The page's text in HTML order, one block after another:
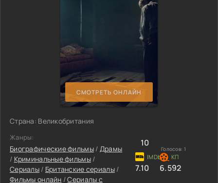
СМОТРЕТЬ ОНЛАЙН
Страна: Великобритания
Жанры:
Биографические фильмы/ Драмы
/ Криминальные фильмы/
Сериалы/ Британские сериалы/
Фильмы онлайн /Сериалы с
10
Голосов: 1
7.10 6.592